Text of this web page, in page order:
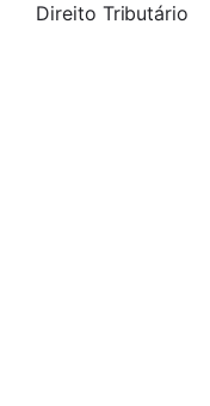
Direito Tributário